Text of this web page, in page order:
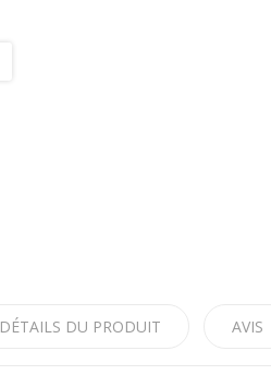
DÉTAILS DU PRODUIT AVIS